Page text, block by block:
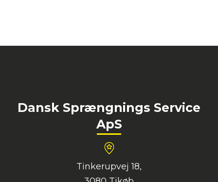
Dansk Sprængnings Service
ApS
Tinkerupvej 18,